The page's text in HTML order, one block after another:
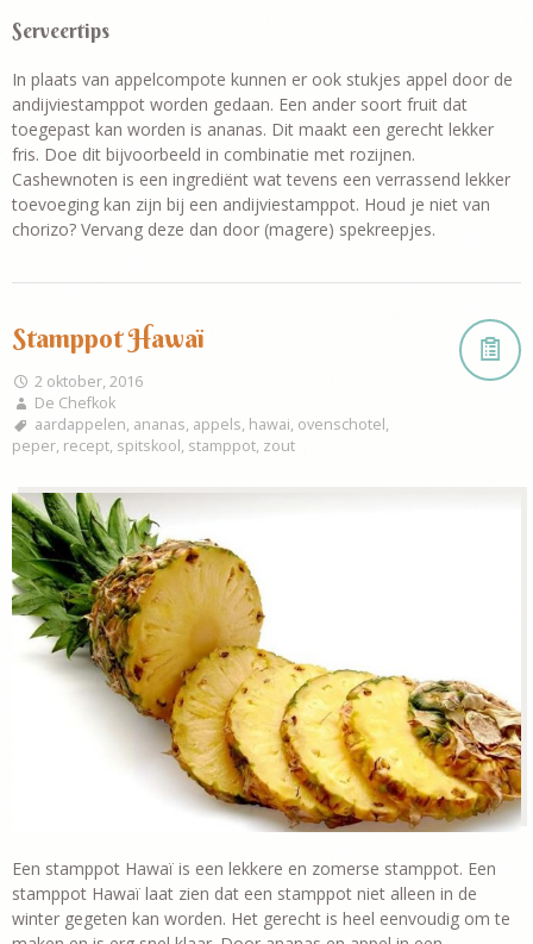
Serveertips
In plaats van appelcompote kunnen er ook stukjes appel door de
andijviestamppot worden gedaan. Een ander soort fruit dat
toegepast kan worden is ananas. Dit maakt een gerecht lekker
fris. Doe dit bijvoorbeeld in combinatie met rozijnen.
Cashewnoten is een ingrediënt wat tevens een verrassend lekker
toevoeging kan zijn bij een andijviestamppot. Houd je niet van
chorizo? Vervang deze dan door (magere) spekreepjes.
Stamppot Hawaï
2 oktober, 2016
De Chefkok
aardappelen, ananas, appels, hawai, ovenschotel,
peper, recept, spitskool, stamppot, zout
Een stamppot Hawaï is een lekkere en zomerse stamppot. Een
stamppot Hawaï laat zien dat een stamppot niet alleen in de
winter gegeten kan worden. Het gerecht is heel eenvoudig om te